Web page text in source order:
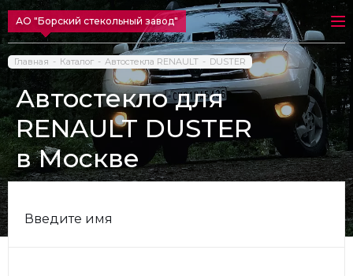
АО "Борский стекольный завод"
Главная Каталог Автостекла RENAULT DUSTER
Автостекло для
RENAULT DUSTER
в Москве
Введите имя